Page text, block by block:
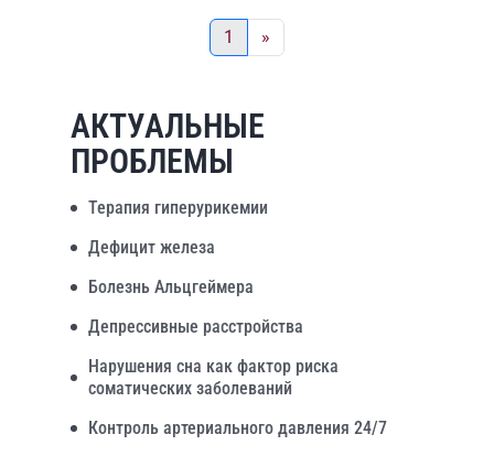
1 »
АКТУАЛЬНЫЕ
ПРОБЛЕМЫ
Терапия гиперурикемии
Дефицит железа
Болезнь Альцгеймера
Депрессивные расстройства
Нарушения сна как фактор риска
соматических заболеваний
Контроль артериального давления 24/7